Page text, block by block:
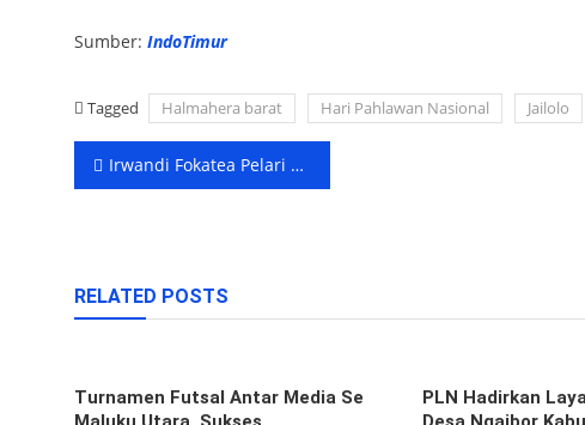
Sumber: IndoTimur
Tagged Halmahera barat Hari Pahlawan Nasional Jailolo
Post
Irwandi Fokatea Pelari Club Mandiri Atletik Ternate Masuk 5 Besar Lari Internasional di Palu
RELATED POSTS
Turnamen Futsal Antar Media Se
PLN Hadirkan